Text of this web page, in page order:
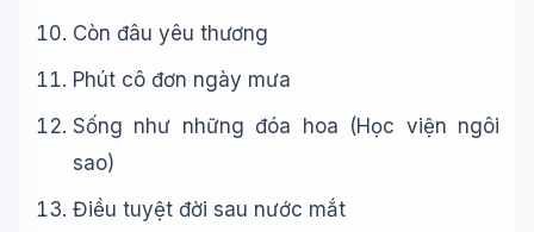
Còn đâu yêu thương
Phút cô đơn ngày mưa
Sống như những đóa hoa (Học viện ngôi
sao)
Điều tuyệt đời sau nước mắt